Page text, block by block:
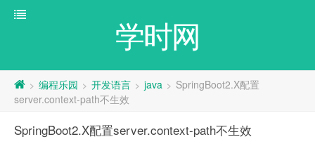
学时网
> 编程乐园 > 开发语言 > java > SpringBoot2.X配置
server.context-path不生效
SpringBoot2.X配置server.context-path不生效